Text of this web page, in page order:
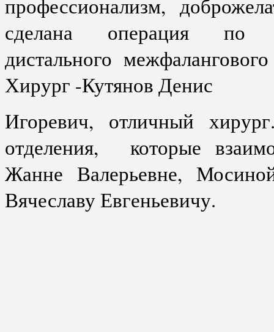
профессионализм,
сделана операция по
дистального
Хирург -Кутянов Денис
Игоревич, отличный
отделения, которые
Жанне Валерьевне,
Вячеславу Евгеньевичу.